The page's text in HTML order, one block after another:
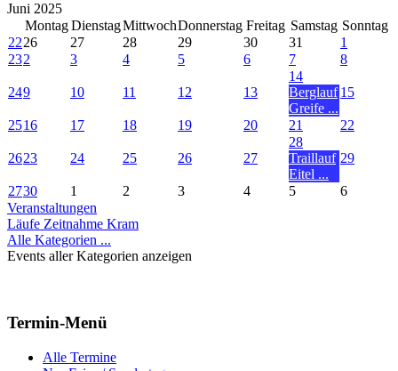
Juni 2025
Montag DienstagMittwochDonnerstag Freitag Samstag Sonntag
2226 27 28 29 30 31
1
232 3 4 5 6 7 8
249 10 11 12 13
14
Berglauf
Greife ...
15
2516 17 18 19 20 21 22
2623 24 25 26 27
28
Traillauf
Eitel ...
29
2730 1 2 3 4 5
6
Veranstaltungen
Läufe Zeitnahme Kram
Alle Kategorien ...
Events aller Kategorien anzeigen
Termin-Menü
Alle Termine